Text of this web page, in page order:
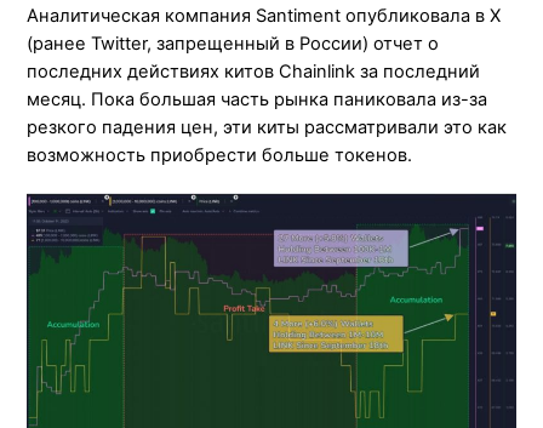
Аналитическая компания Santiment опубликовала в X
(ранее Twitter, запрещенный в России) отчет о
последних действиях китов Chainlink за последний
месяц. Пока большая часть рынка паниковала из-за
резкого падения цен, эти киты рассматривали это как
возможность приобрести больше токенов.